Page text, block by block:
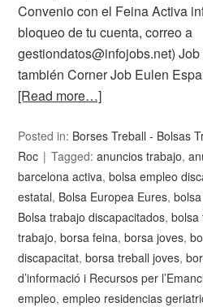
Convenio con el Feina Activa
bloqueo de tu cuenta, correo a
gestiondatos@infojobs.net)
también Corner Job Eulen
[Read more…]
Posted in: Borses Treball - Bolsas
Roc
Tagged:anuncios trabajo,
barcelona activa,bolsa empleo
estatal, Bolsa Europea Eures,
Bolsa trabajo discapacitados,bolsa
trabajo,borsa feina,borsa joves,
discapacitat,borsa treball joves,
d’informació i Recursos per
empleo,empleo residencias